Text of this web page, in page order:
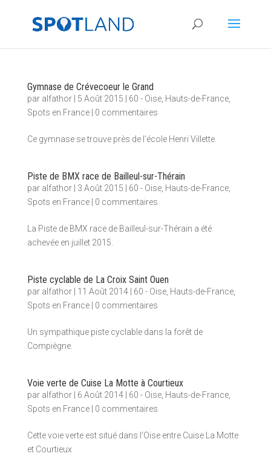
Gymnase de Crévecoeur le Grand
par alfathor| 5 Août 2015 60 - Oise, Hauts-de-France,
Spots en France| 0 commentaires
Ce gymnase se trouve près de l’école Henri Villette.
Piste de BMX race de Bailleul-sur-Thérain
par alfathor| 3 Août 2015 60 - Oise, Hauts-de-France,
Spots en France| 0 commentaires
La Piste de BMX race de Bailleul-sur-Thérain a été
achevée en juillet 2015.
Piste cyclable de La Croix Saint Ouen
par alfathor| 11 Août 2014| 60 - Oise, Hauts-de-France,
Spots en France| 0 commentaires
Un sympathique piste cyclable dans la forêt de
Compiègne.
Voie verte de Cuise La Motte à Courtieux
par alfathor| 6 Août 2014| 60 - Oise, Hauts-de-France,
Spots en France| 0 commentaires
Cette voie verte est situé dans l’Oise entre Cuise La Motte
et Courtieux